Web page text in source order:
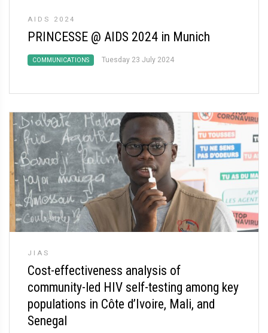
AIDS 2024
PRINCESSE @ AIDS 2024 in Munich
COMMUNICATIONS Tuesday 23 July 2024
JIAS
Cost-effectiveness analysis of
community-led HIV self-testing among key
populations in Côte d’Ivoire, Mali, and
Senegal